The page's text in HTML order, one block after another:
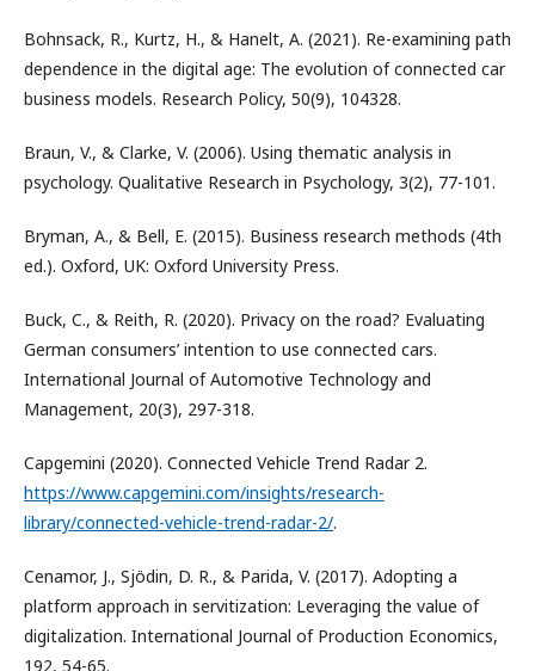
Bohnsack, R., Kurtz, H., & Hanelt, A. (2021). Re-examining path
dependence in the digital age: The evolution of connected car
business models. Research Policy, 50(9), 104328.
Braun, V., & Clarke, V. (2006). Using thematic analysis in
psychology. Qualitative Research in Psychology, 3(2), 77-101.
Bryman, A., & Bell, E. (2015). Business research methods (4th
ed.). Oxford, UK: Oxford University Press.
Buck, C., & Reith, R. (2020). Privacy on the road? Evaluating
German consumers’ intention to use connected cars.
International Journal of Automotive Technology and
Management, 20(3), 297-318.
Capgemini (2020). Connected Vehicle Trend Radar 2.
https://www.capgemini.com/insights/research-
library/connected-vehicle-trend-radar-2/.
Cenamor, J., Sjödin, D. R., & Parida, V. (2017). Adopting a
platform approach in servitization: Leveraging the value of
digitalization. International Journal of Production Economics,
192, 54-65.